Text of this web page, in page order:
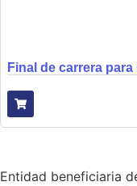
Final de carrera para
Entidad beneficiaria